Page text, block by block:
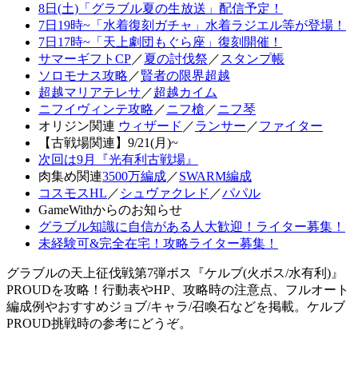
8日(土)「グラブル夏の生放送」配信予定！
7日19時~「水着復刻ガチャ」水着ラジエル等が登場！
7日17時~「天上劇団もぐら座」復刻開催！
サマーギフトCP／夏の討伐祭 ／ スタンプ帳
ソロモナス攻略 ／賢者の限界超越
超越マリアテレサ ／超越カイム
ニフイヴィンテ攻略 ／ニフ槍 ／ニフ琴
オリジン関連 ウィザード ／ランサー ／ファイター
【古戦場関連】9/21(月)~
次回は9月『光有利古戦場』
肉集め関連3500万編成／SWARM編成
コスモスHL ／ シュヴァクレド ／パパル
GameWithからのお知らせ
グラブル知識に自信がある人大歓迎！ライター募集！
未経験可&完全在宅！攻略ライター募集！
グラブルの天上征伐戦第7弾ボス『ケルブ(火ボス/水有利)』
PROUDを攻略！行動表やHP、攻略時の注意点、フルオート
編成例やおすすめジョブ/キャラ/召喚石などを掲載。ケルブ
PROUD挑戦時の参考にどうぞ。